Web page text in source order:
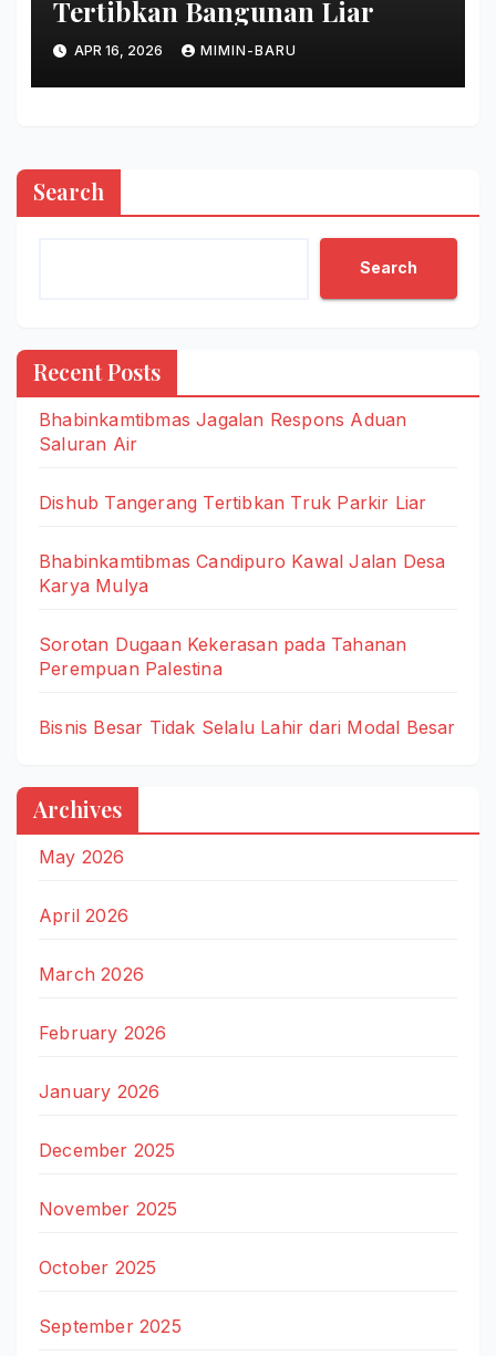
Tertibkan Bangunan Liar
APR 16, 2026 MIMIN-BARU
Search
Search
Recent Posts
Bhabinkamtibmas Jagalan Respons Aduan
Saluran Air
Dishub Tangerang Tertibkan Truk Parkir Liar
Bhabinkamtibmas Candipuro Kawal Jalan Desa
Karya Mulya
Sorotan Dugaan Kekerasan pada Tahanan
Perempuan Palestina
Bisnis Besar Tidak Selalu Lahir dari Modal Besar
Archives
May 2026
April 2026
March 2026
February 2026
January 2026
December 2025
November 2025
October 2025
September 2025